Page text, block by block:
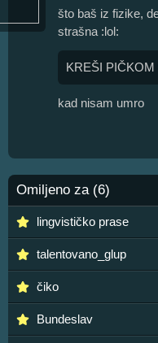
što baš iz fizike,
strašna :lol:
KREŠI PIČKOM
kad nisam umro
Omiljeno za (6)
lingvističko prase
talentovano_glup
čiko
Bundeslav